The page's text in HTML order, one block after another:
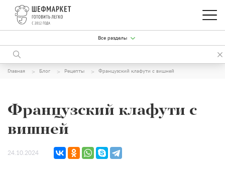
Все разделы
Главная Блог Рецепты Французский клафути с вишней
Французский клафути с
вишней
24.10.2024